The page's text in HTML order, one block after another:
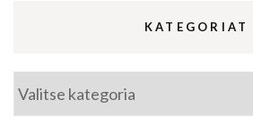
KATEGORIAT
Kategoriat